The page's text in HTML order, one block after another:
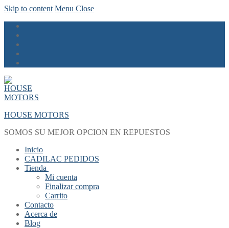
Skip to content Menu Close
HOUSE MOTORS
SOMOS SU MEJOR OPCION EN REPUESTOS
Inicio
CADILAC PEDIDOS
Tienda
Mi cuenta
Finalizar compra
Carrito
Contacto
Acerca de
Blog